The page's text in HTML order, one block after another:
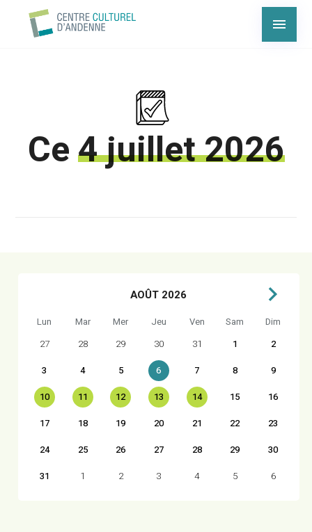
Ce4 juillet 2026
AOÛT 2026
Lun Mar Mer Jeu Ven Sam
Dim
27
28 29 30 31 1
2
3
4 5 6 7 8
9
10
11 12 13 14 15
16
17
18 19 20 21 22
23
24
25 26 27 28 29
30
31
1 2 3 4 5 6